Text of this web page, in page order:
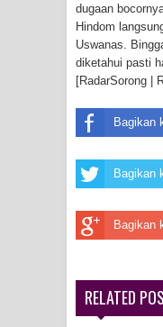
at
dugaan
Hindom
Uswanas.
diketahui pasti
[RadarSorong |
Bagikan
Bagikan
Bagikan
RELATED